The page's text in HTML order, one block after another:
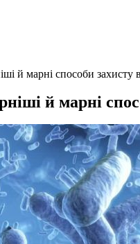
й марні способи захисту
й марні